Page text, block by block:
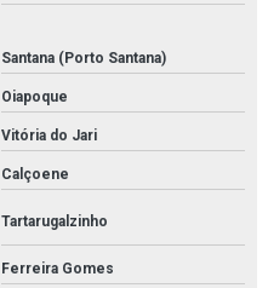
Santana (Porto Santana)
Oiapoque
Vitória do Jari
Calçoene
Tartarugalzinho
Ferreira Gomes